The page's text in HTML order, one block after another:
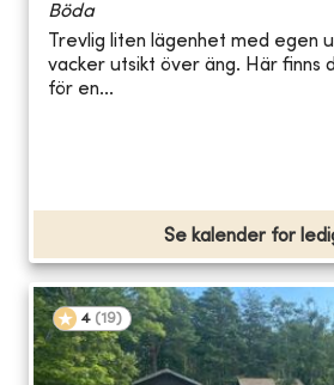
Böda
Trevlig liten lägenhet med egen
vacker utsikt över äng. Här finns
för en...
Se kalender for
4 (19)